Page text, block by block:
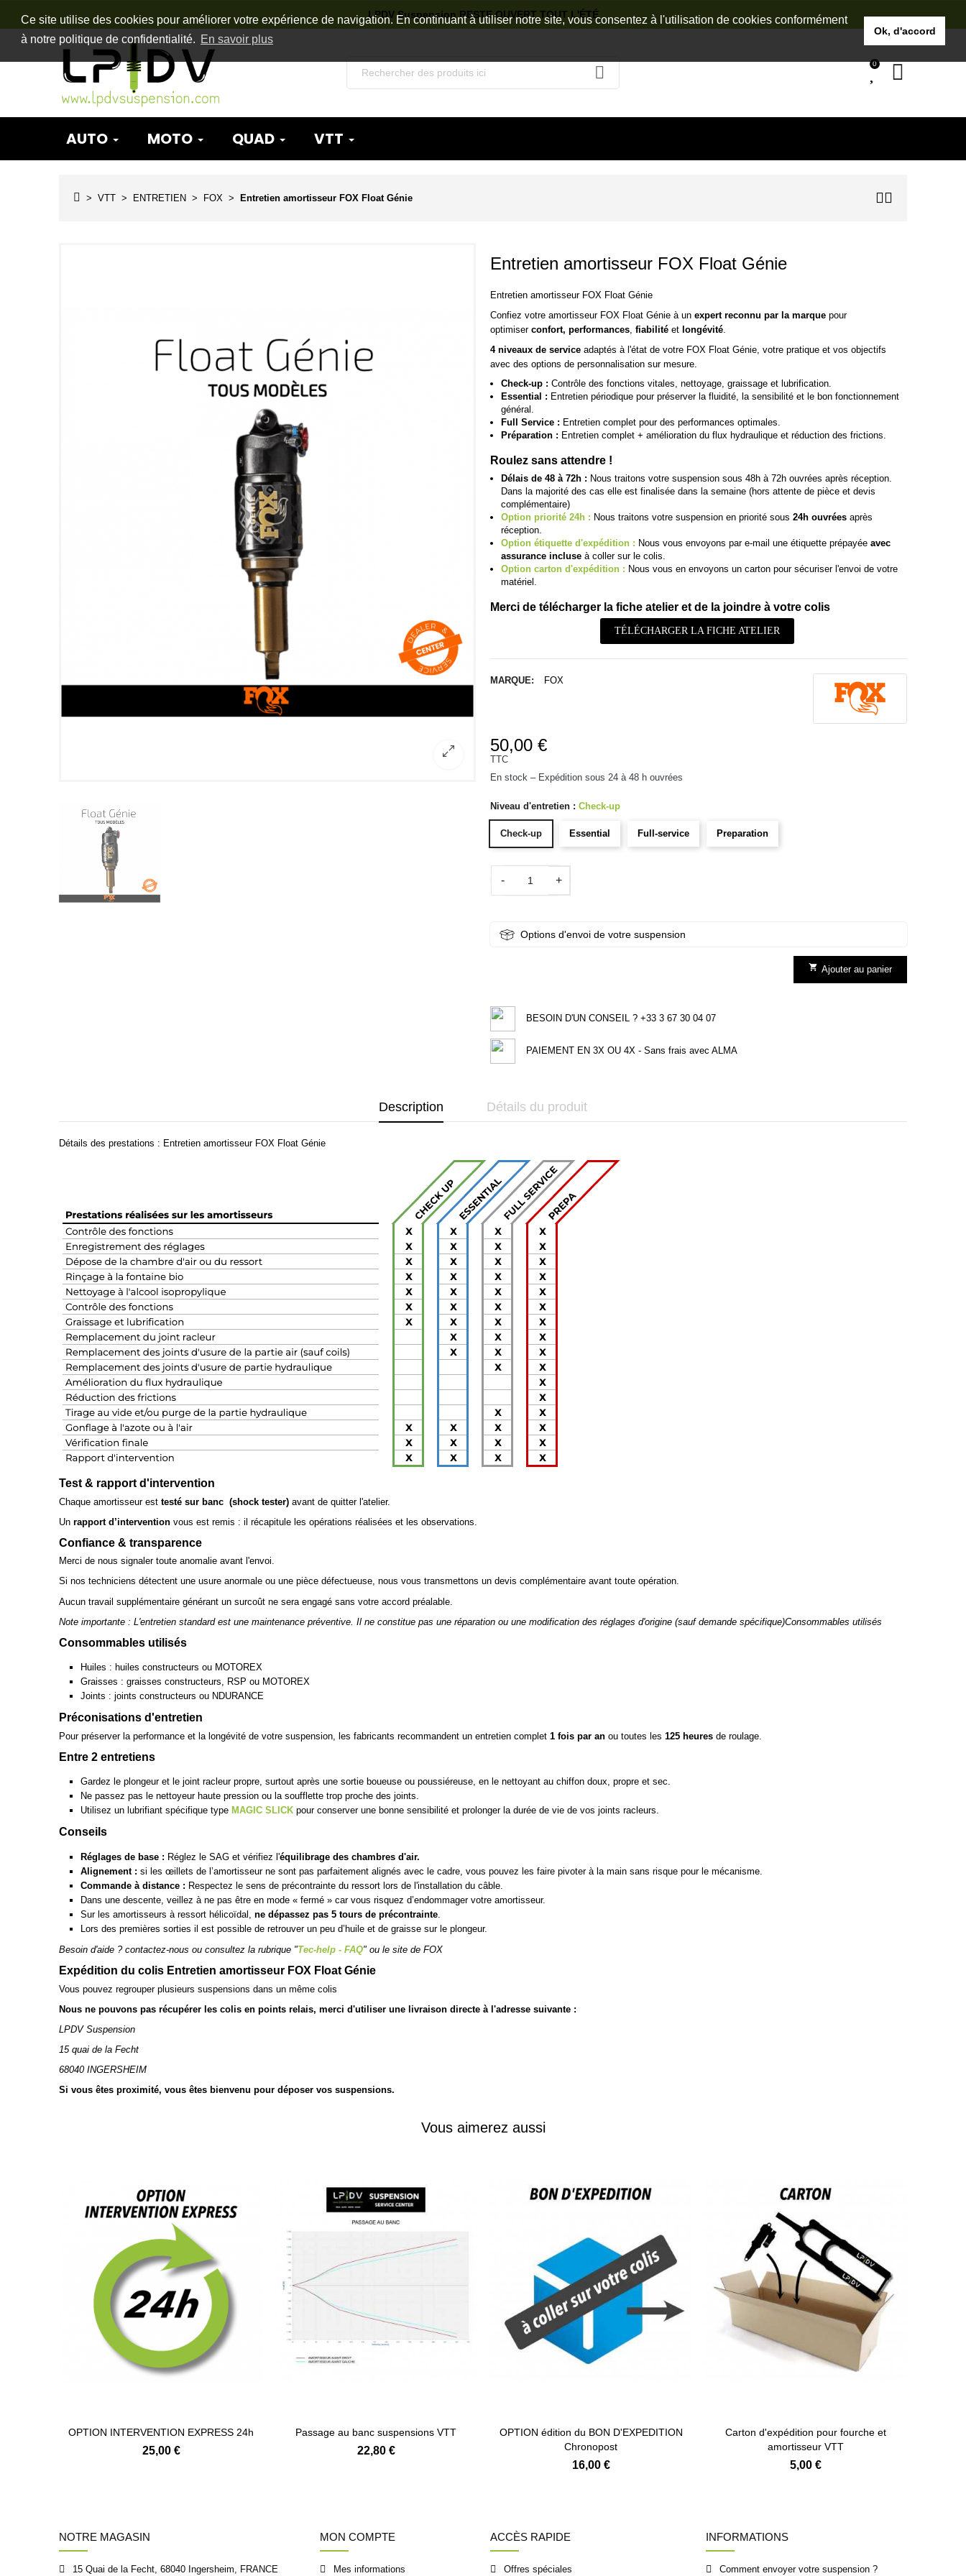
Ce site utilise des cookies pour améliorer votre expérience de navigation. En continuant à utiliser notre site, vous consentez à l'utilisation de cookies conformément
à notre politique de confidentialité. En savoir plus
Ok, d'accord
LPDV Suspension RESTE OUVERT TOUT L'ÉTÉ
0
AUTO MOTO QUAD VTT
VTT ENTRETIEN FOX Entretien amortisseur FOX Float Génie
Entretien amortisseur FOX Float Génie
Entretien amortisseur FOX Float Génie
Confiez votre amortisseur FOX Float Génie à un expert reconnu par la marque pour
optimiser confort, performances fiabilité et longévité
4 niveaux de service adaptés à l'état de votre FOX Float Génie, votre pratique et vos objectifs
avec des options de personnalisation sur mesure.
Check-up : Contrôle des fonctions vitales, nettoyage, graissage et lubrification.
Essential : Entretien périodique pour préserver la fluidité, la sensibilité et le bon fonctionnement
général.
Full Service : Entretien complet pour des performances optimales.
Préparation : Entretien complet + amélioration du flux hydraulique et réduction des frictions.
Roulez sans attendre !
Délais de 48 à 72h : Nous traitons votre suspension sous 48h à 72h ouvrées après réception.
Dans la majorité des cas elle est finalisée dans la semaine (hors attente de pièce et devis
complémentaire)
Option priorité 24h : Nous traitons votre suspension en priorité sous 24h ouvrées après
réception.
Option étiquette d'expédition : Nous vous envoyons par e-mail une étiquette prépayée avec
assurance incluse à coller sur le colis.
Option carton d'expédition : Nous vous en envoyons un carton pour sécuriser l'envoi de votre
matériel.
Merci de télécharger la fiche atelier et de la joindre à votre colis
TÉLÉCHARGER LA FICHE ATELIER
MARQUE: FOX
50,00 €
TTC
En stock – Expédition sous 24 à 48 h ouvrées
Niveau d'entretien : Check-up
Check-up Essential Full-service Preparation
- +
Options d'envoi de votre suspension
 Ajouter au panier
BESOIN D'UN CONSEIL ? +33 3 67 30 04 07
PAIEMENT EN 3X OU 4X - Sans frais avec ALMA
Description Détails du produit
Détails des prestations : Entretien amortisseur FOX Float Génie
Test & rapport d'intervention
Chaque amortisseur est testé sur banc (shock tester) avant de quitter l'atelier.
Un rapport d’intervention vous est remis : il récapitule les opérations réalisées et les observations.
Confiance & transparence
Merci de nous signaler toute anomalie avant l'envoi.
Si nos techniciens détectent une usure anormale ou une pièce défectueuse, nous vous transmettons un devis complémentaire avant toute opération.
Aucun travail supplémentaire générant un surcoût ne sera engagé sans votre accord préalable.
Note importante : L'entretien standard est une maintenance préventive. Il ne constitue pas une réparation ou une modification des réglages d'origine (sauf demande spécifique)Consommables utilisés
Consommables utilisés
Huiles : huiles constructeurs ou MOTOREX
Graisses : graisses constructeurs, RSP ou MOTOREX
Joints : joints constructeurs ou NDURANCE
Préconisations d'entretien
Pour préserver la performance et la longévité de votre suspension, les fabricants recommandent un entretien complet 1 fois par an ou toutes les 125 heures de roulage.
Entre 2 entretiens
Gardez le plongeur et le joint racleur propre, surtout après une sortie boueuse ou poussiéreuse, en le nettoyant au chiffon doux, propre et sec.
Ne passez pas le nettoyeur haute pression ou la soufflette trop proche des joints.
Utilisez un lubrifiant spécifique type MAGIC SLICK pour conserver une bonne sensibilité et prolonger la durée de vie de vos joints racleurs.
Conseils
Réglages de base : Réglez le SAG et vérifiez l'équilibrage des chambres d'air.
Alignement : si les œillets de l’amortisseur ne sont pas parfaitement alignés avec le cadre, vous pouvez les faire pivoter à la main sans risque pour le mécanisme.
Commande à distance : Respectez le sens de précontrainte du ressort lors de l'installation du câble.
Dans une descente, veillez à ne pas être en mode « fermé » car vous risquez d’endommager votre amortisseur.
Sur les amortisseurs à ressort hélicoïdal, ne dépassez pas 5 tours de précontrainte
Lors des premières sorties il est possible de retrouver un peu d’huile et de graisse sur le plongeur.
Besoin d'aide ? contactez-nous ou consultez la rubrique "Tec-help - FAQ" ou le site de FOX
Expédition du colis Entretien amortisseur FOX Float Génie
Vous pouvez regrouper plusieurs suspensions dans un même colis
Nous ne pouvons pas récupérer les colis en points relais, merci d'utiliser une livraison directe à l'adresse suivante :
LPDV Suspension
15 quai de la Fecht
68040 INGERSHEIM
Si vous êtes proximité, vous êtes bienvenu pour déposer vos suspensions.
Vous aimerez aussi
OPTION INTERVENTION EXPRESS 24h
25,00 €
Passage au banc suspensions VTT
22,80 €
OPTION édition du BON D'EXPEDITION
Chronopost
16,00 €
Carton d'expédition pour fourche et
amortisseur VTT
5,00 €
NOTRE MAGASIN
15 Quai de la Fecht, 68040 Ingersheim, FRANCE
MON COMPTE
Mes informations
ACCÈS RAPIDE
Offres spéciales
INFORMATIONS
Comment envoyer votre suspension ?